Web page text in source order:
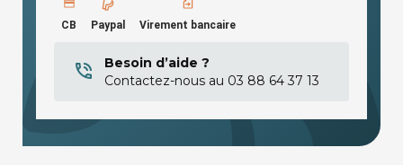
CB Paypal Virement bancaire
Besoin d’aide ?
Contactez-nous au 03 88 64 37 13